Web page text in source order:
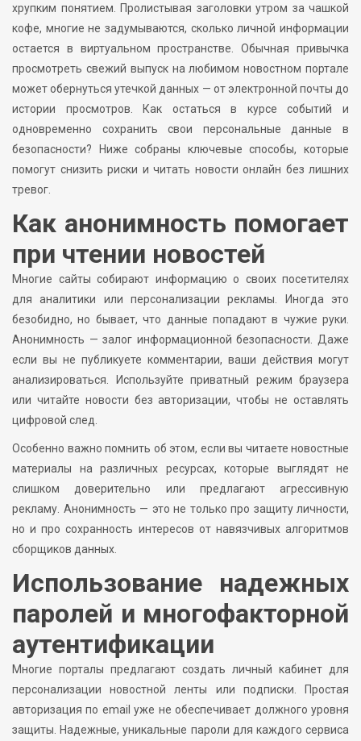
хрупким понятием. Пролистывая заголовки утром за чашкой
кофе, многие не задумываются, сколько личной информации
остается в виртуальном пространстве. Обычная привычка
просмотреть свежий выпуск на любимом новостном портале
может обернуться утечкой данных — от электронной почты до
истории просмотров. Как остаться в курсе событий и
одновременно сохранить свои персональные данные в
безопасности? Ниже собраны ключевые способы, которые
помогут снизить риски и читать новости онлайн без лишних
тревог.
Как анонимность помогает
при чтении новостей
Многие сайты собирают информацию о своих посетителях
для аналитики или персонализации рекламы. Иногда это
безобидно, но бывает, что данные попадают в чужие руки.
Анонимность — залог информационной безопасности. Даже
если вы не публикуете комментарии, ваши действия могут
анализироваться. Используйте приватный режим браузера
или читайте новости без авторизации, чтобы не оставлять
цифровой след.
Особенно важно помнить об этом, если вы читаете новостные
материалы на различных ресурсах, которые выглядят не
слишком доверительно или предлагают агрессивную
рекламу. Анонимность — это не только про защиту личности,
но и про сохранность интересов от навязчивых алгоритмов
сборщиков данных.
Использование надежных
паролей и многофакторной
аутентификации
Многие порталы предлагают создать личный кабинет для
персонализации новостной ленты или подписки. Простая
авторизация по email уже не обеспечивает должного уровня
защиты. Надежные, уникальные пароли для каждого сервиса